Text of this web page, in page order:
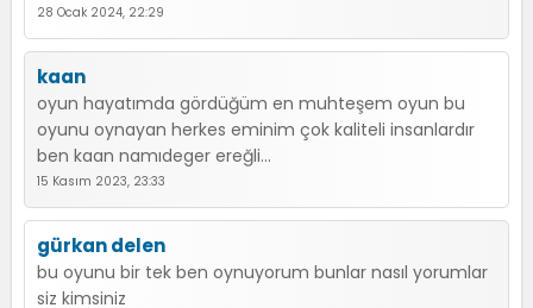
28 Ocak 2024, 22:29
kaan
oyun hayatımda gördüğüm en muhteşem oyun bu
oyunu oynayan herkes eminim çok kaliteli insanlardır
ben kaan namıdeger ereğli...
15 Kasım 2023, 23:33
gürkan delen
bu oyunu bir tek ben oynuyorum bunlar nasıl yorumlar
siz kimsiniz